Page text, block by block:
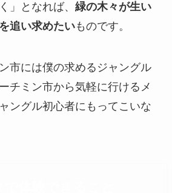
」となれば、 緑の木々が生い
追い求めたいものです。
市には僕の求めるジャングル
チミン市から気軽に行けるメ
ングル初心者にもってこいな